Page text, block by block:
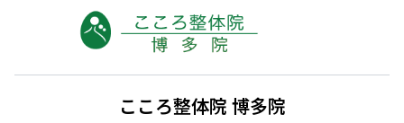
こころ整体院 博多院